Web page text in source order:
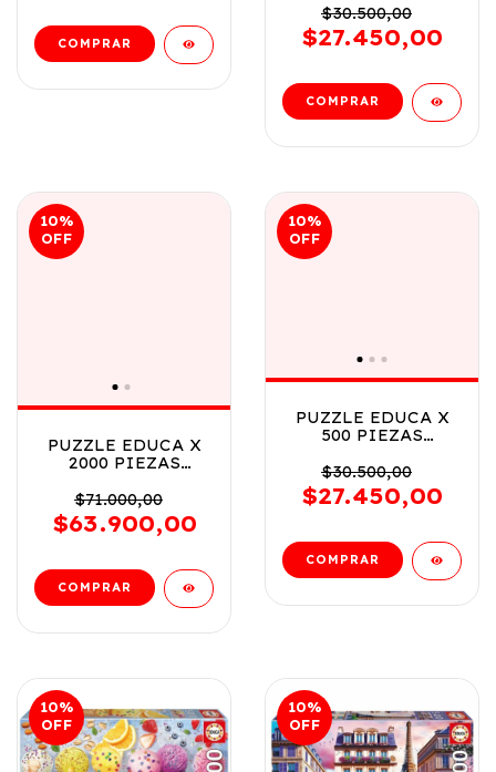
GRANJA COD 19905
$30.500,00
$27.450,00
10%
OFF
PUZZLE EDUCA X
2000 PIEZAS
EUROPA COD 17697
$71.000,00
$63.900,00
10%
OFF
PUZZLE EDUCA X
500 PIEZAS
DULCES COD 19904
$30.500,00
$27.450,00
10%
OFF
10%
OFF